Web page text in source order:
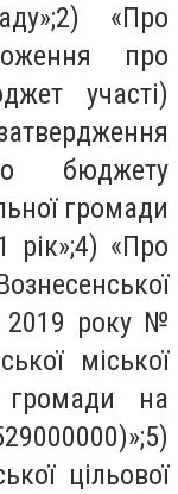
«Про
про
участі)
бюджету
громади
рік»;4) «Про
2019 року №
міської
громади на
цільової